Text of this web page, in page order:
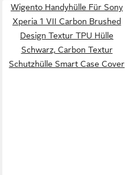
Wigento Handyhülle Für Sony
Xperia 1 VII Carbon Brushed
Design Textur TPU Hülle
Schwarz, Carbon Textur
Schutzhülle Smart Case Cover